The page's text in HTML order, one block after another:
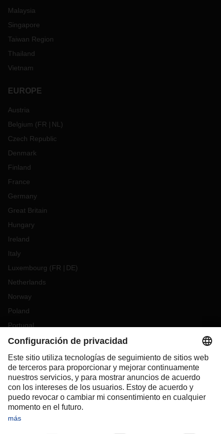
Malaysia
Singapore
Taiwan Region
Thailand
Vietnam
EUROPE
Austria
Belgium (FR NL )
Czech Republic
Denmark
Finland
France
Germany
Great Britain
Hungary
Ireland
Italy
Luxembourg (FR DE)
Netherlands
Norway
Poland
Portugal
Romania
Slovakia
Spain
Sweden
Switzerland(DE FR)
Turkey